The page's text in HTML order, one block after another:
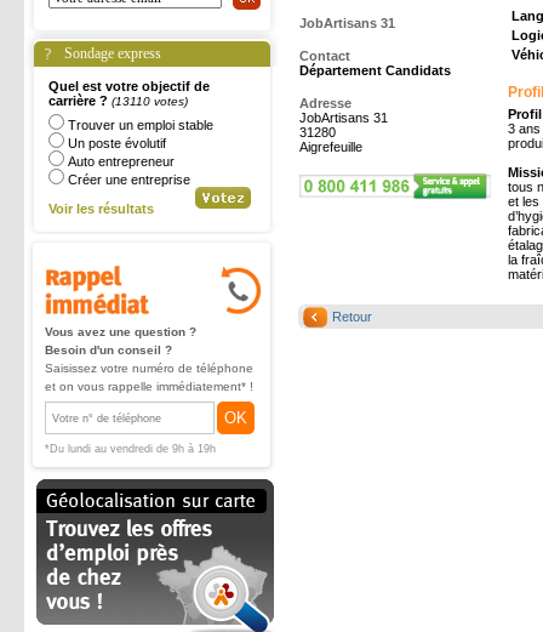
Sondage express
Quel est votre objectif de
carrière ? (13110 votes)
Trouver un emploi stable
Un poste évolutif
Auto entrepreneur
Créer une entreprise
Voir les résultats
Vous avez une question ?
Besoin d'un conseil ?
Saisissez votre numéro de téléphone
et on vous rappelle immédiatement* !
OK
*Du lundi au vendredi de 9h à 19h
JobArtisans 31
Contact
Département Candidats
Adresse
JobArtisans 31
31280
Aigrefeuille
3 ans
tous
et les
la
Retour